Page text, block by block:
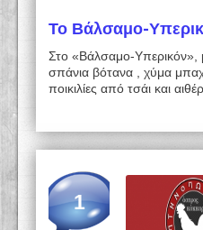
Το Βάλσαμο-
Στο «Βάλσαμο-Υπερικόν»,
σπάνια βότανα , χύμα
ποικιλίες από τσάι και
1